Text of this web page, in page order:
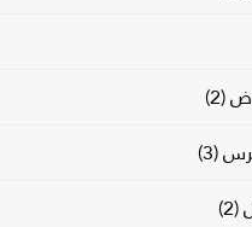
(2)
(3)
(2)